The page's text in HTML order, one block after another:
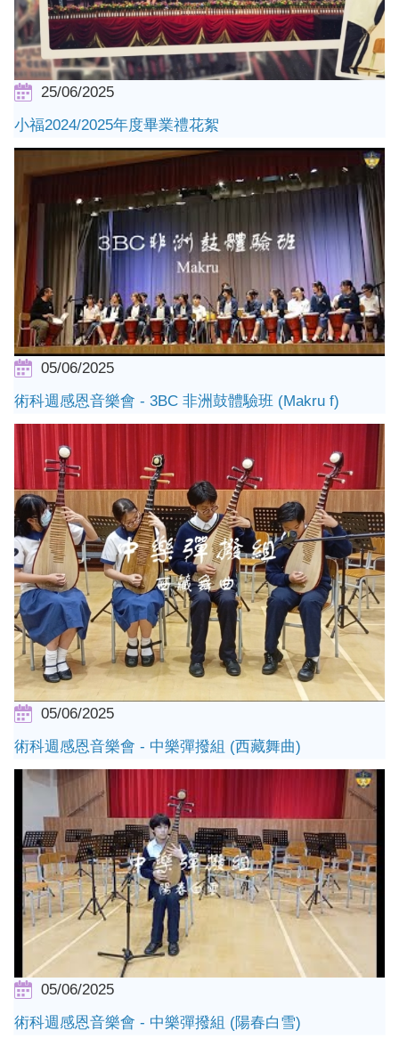
25/06/2025
小福2024/2025年度畢業禮花絮
05/06/2025
術科週感恩音樂會 - 3BC 非洲鼓體驗班 (Makru f)
05/06/2025
術科週感恩音樂會 - 中樂彈撥組 (西藏舞曲)
05/06/2025
術科週感恩音樂會 - 中樂彈撥組 (陽春白雪)